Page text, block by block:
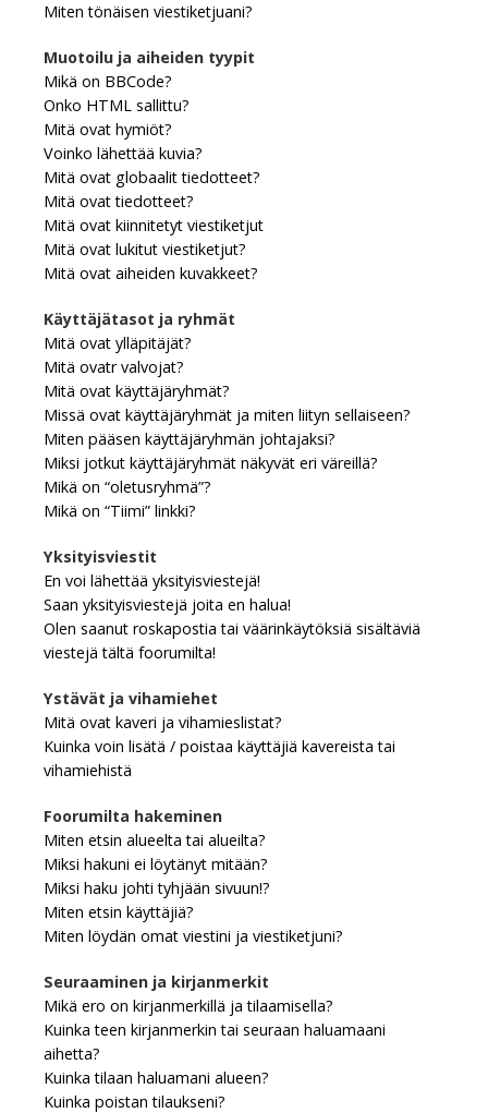
Miten tönäisen viestiketjuani?
Muotoilu ja aiheiden tyypit
Mikä on BBCode?
Onko HTML sallittu?
Mitä ovat hymiöt?
Voinko lähettää kuvia?
Mitä ovat globaalit tiedotteet?
Mitä ovat tiedotteet?
Mitä ovat kiinnitetyt viestiketjut
Mitä ovat lukitut viestiketjut?
Mitä ovat aiheiden kuvakkeet?
Käyttäjätasot ja ryhmät
Mitä ovat ylläpitäjät?
Mitä ovatr valvojat?
Mitä ovat käyttäjäryhmät?
Missä ovat käyttäjäryhmät ja miten liityn sellaiseen?
Miten pääsen käyttäjäryhmän johtajaksi?
Miksi jotkut käyttäjäryhmät näkyvät eri väreillä?
Mikä on “oletusryhmä”?
Mikä on “Tiimi” linkki?
Yksityisviestit
En voi lähettää yksityisviestejä!
Saan yksityisviestejä joita en halua!
Olen saanut roskapostia tai väärinkäytöksiä sisältäviä
viestejä tältä foorumilta!
Ystävät ja vihamiehet
Mitä ovat kaveri ja vihamieslistat?
Kuinka voin lisätä / poistaa käyttäjiä kavereista tai
vihamiehistä
Foorumilta hakeminen
Miten etsin alueelta tai alueilta?
Miksi hakuni ei löytänyt mitään?
Miksi haku johti tyhjään sivuun!?
Miten etsin käyttäjiä?
Miten löydän omat viestini ja viestiketjuni?
Seuraaminen ja kirjanmerkit
Mikä ero on kirjanmerkillä ja tilaamisella?
Kuinka teen kirjanmerkin tai seuraan haluamaani
aihetta?
Kuinka tilaan haluamani alueen?
Kuinka poistan tilaukseni?